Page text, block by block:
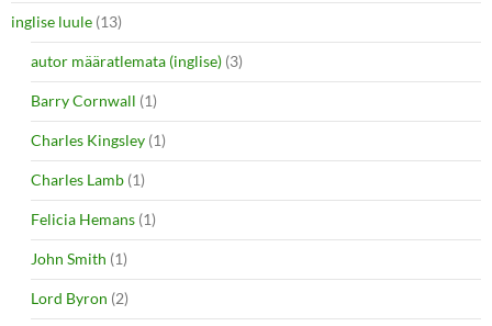
inglise luule (13)
autor määratlemata (inglise) (3)
Barry Cornwall (1)
Charles Kingsley (1)
Charles Lamb (1)
Felicia Hemans (1)
John Smith (1)
Lord Byron (2)